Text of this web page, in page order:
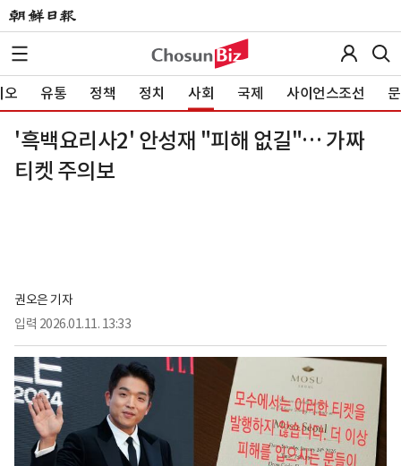
오 유통 정책 정치 사회 국제 사이언스조선
'흑백요리사2' 안성재 "피해 없길"… 가짜
티켓 주의보
권오은 기자
입력 2026.01.11. 13:33